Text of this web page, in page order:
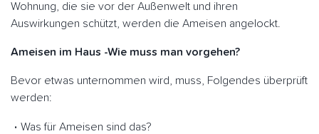
Wohnung, die sie vor der Außenwelt und ihren
Auswirkungen schützt, werden die Ameisen angelockt.
Ameisen im Haus -Wie muss man vorgehen?
Bevor etwas unternommen wird, muss, Folgendes überprüft
werden:
Was für Ameisen sind das?